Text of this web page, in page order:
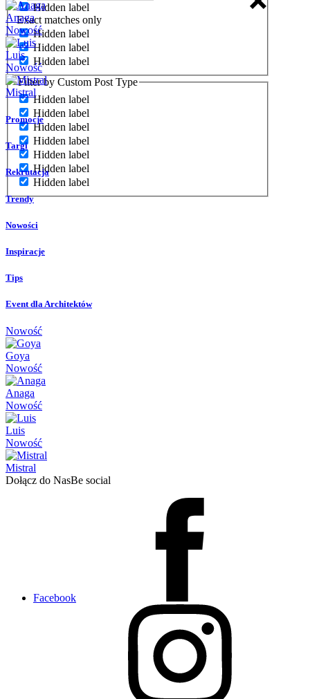
Hidden label
Exact matches only
Hidden label
Hidden label
Hidden label
Filter by Custom Post Type
Hidden label
Hidden label
Hidden label
Hidden label
Hidden label
Hidden label
Hidden label
Anaga
Nowość
Luis
Nowość
Mistral
Promocje
Targi
Rekrutacja
Trendy
Nowości
Inspiracje
Tips
Event dla Architektów
Nowość
Goya
Nowość
Anaga
Nowość
Luis
Nowość
Mistral
Dołącz do NasBe social
Facebook